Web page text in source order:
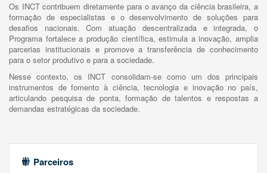
Os INCT contribuem diretamente para o avanço da ciência brasileira, a
formação de especialistas e o desenvolvimento de soluções para
desafios nacionais. Com atuação descentralizada e integrada, o
Programa fortalece a produção científica, estimula a inovação, amplia
parcerias institucionais e promove a transferência de conhecimento
para o setor produtivo e para a sociedade.
Nesse contexto, os INCT consolidam-se como um dos principais
instrumentos de fomento à ciência, tecnologia e inovação no país,
articulando pesquisa de ponta, formação de talentos e respostas a
demandas estratégicas da sociedade.
Parceiros